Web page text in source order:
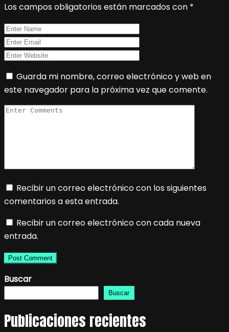
Los campos obligatorios están marcados con *
Guarda mi nombre, correo electrónico y web en
este navegador para la próxima vez que comente.
Recibir un correo electrónico con los siguientes
comentarios a esta entrada.
Recibir un correo electrónico con cada nueva
entrada.
Buscar
Buscar
Publicaciones recientes